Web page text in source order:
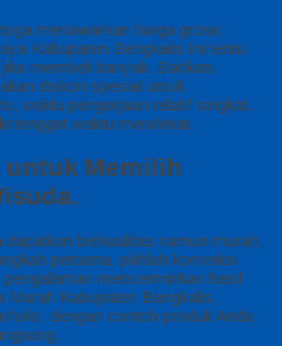
menawarkan harga grosir.
Kabupaten Bengkalis Ini tentu
membeli banyak. Bahkan,
diskon spesial untuk
waktu pengerjaan relatif singkat.
tenggat waktu mendekat.
untuk Memilih
berkualitas namun murah,
pertama, pilihlah konveksi
mencerminkan hasil
Murah Kabupaten Bengkalis,
dengan contoh produk Anda